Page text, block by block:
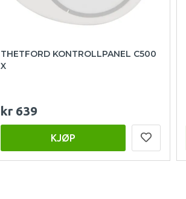
THETFORD KONTROLLPANEL C500
X
kr 639
KJØP